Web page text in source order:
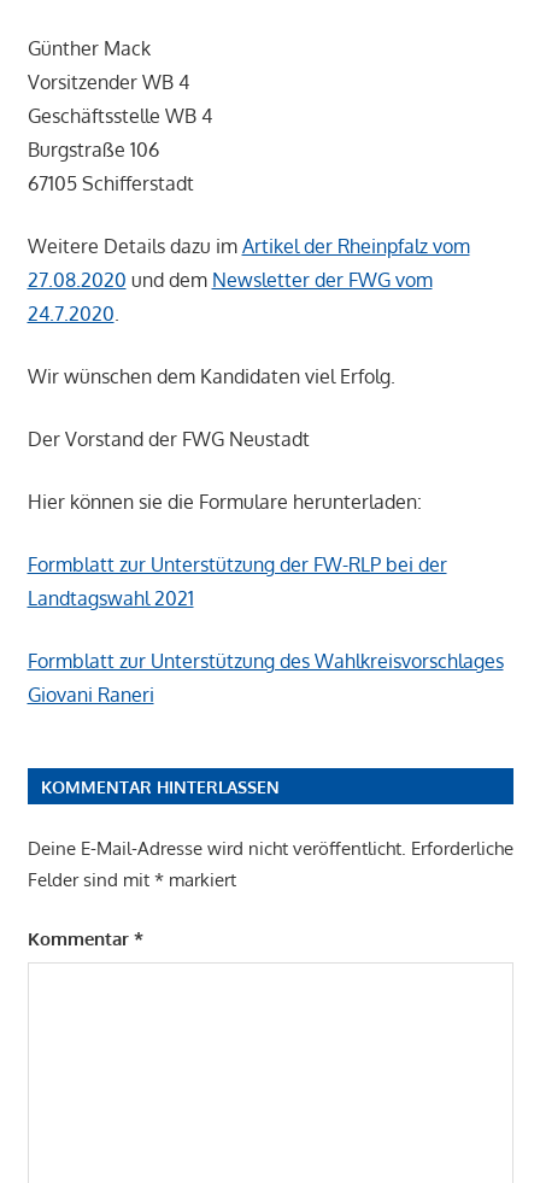
Günther Mack
Vorsitzender WB 4
Geschäftsstelle WB 4
Burgstraße 106
67105 Schifferstadt
Weitere Details dazu im Artikel der Rheinpfalz vom
27.08.2020 und dem Newsletter der FWG vom
24.7.2020.
Wir wünschen dem Kandidaten viel Erfolg.
Der Vorstand der FWG Neustadt
Hier können sie die Formulare herunterladen:
Formblatt zur Unterstützung der FW-RLP bei der
Landtagswahl 2021
Formblatt zur Unterstützung des Wahlkreisvorschlages
Giovani Raneri
KOMMENTAR HINTERLASSEN
Deine E-Mail-Adresse wird nicht veröffentlicht. Erforderliche
Felder sind mit *markiert
Kommentar *